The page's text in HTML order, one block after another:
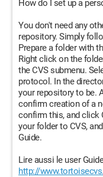
How do I set up a
You don't need any
repository. Simply
Prepare a folder with
Right click on the
the CVS submenu.
protocol. In the
your repository to be.
confirm creation of a
confirm this, and click
your folder to CVS,
Guide.
Lire aussi le user
http://